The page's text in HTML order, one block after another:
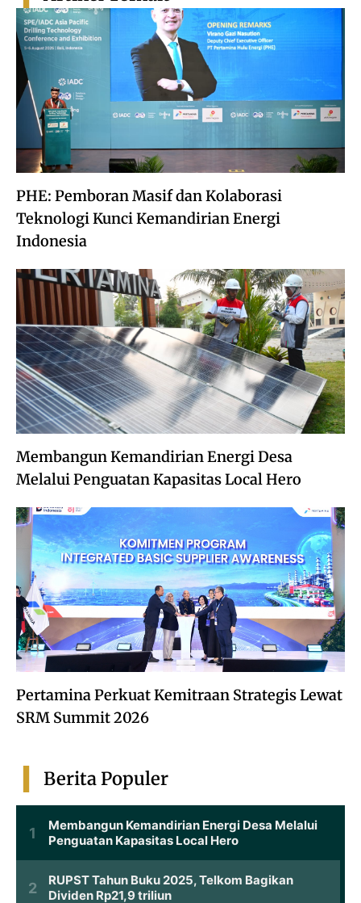
PHE: Pemboran Masif dan Kolaborasi
Teknologi Kunci Kemandirian Energi
Indonesia
Membangun Kemandirian Energi Desa
Melalui Penguatan Kapasitas Local Hero
Pertamina Perkuat Kemitraan Strategis Lewat
SRM Summit 2026
Berita Populer